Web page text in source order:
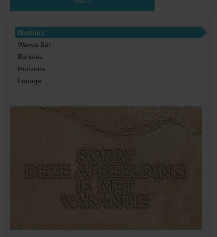
Martinis
Waves Bar
Baristas
Horizons
Lounge